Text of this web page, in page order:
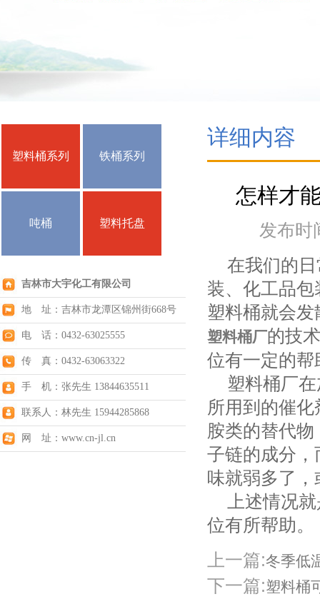
塑料桶系列 铁桶系列
吨桶 塑料托盘
吉林市大宇化工有限公司
地 址：吉林市龙潭区锦州街668号
电 话：0432-63025555
传 真：0432-63063322
手 机：张先生 13844635511
联系人：林先生 15944285868
网 址：www.cn-jl.cn
详细内容
怎样才
发布时
在我们的日
装、化工品
塑料桶就会
塑料桶厂的技
位有一定的帮
塑料桶厂在
所用到的催
胺类的替代
子链的成分
味就弱多了
上述情况就
位有所帮助。
上一篇:冬季低
下一篇:塑料桶